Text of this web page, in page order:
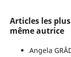
Articles les
même autrice
Angela